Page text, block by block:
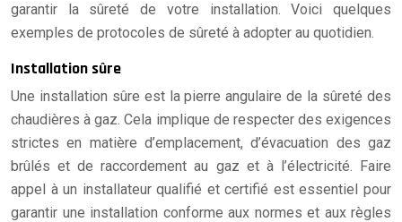
garantir la sûreté de votre installation. Voici quelques
exemples de protocoles de sûreté à adopter au quotidien.
Installation sûre
Une installation sûre est la pierre angulaire de la sûreté des
chaudières à gaz. Cela implique de respecter des exigences
strictes en matière d’emplacement, d’évacuation des gaz
brûlés et de raccordement au gaz et à l’électricité. Faire
appel à un installateur qualifié et certifié est essentiel pour
garantir une installation conforme aux normes et aux règles